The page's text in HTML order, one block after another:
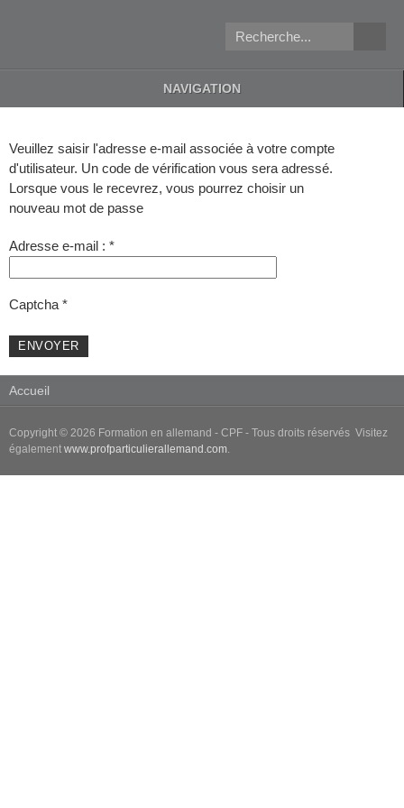
NAVIGATION
Veuillez saisir l'adresse e-mail associée à votre compte
d'utilisateur. Un code de vérification vous sera adressé.
Lorsque vous le recevrez, vous pourrez choisir un
nouveau mot de passe
Adresse e-mail : *
Captcha *
ENVOYER
Accueil
Copyright © 2026 Formation en allemand - CPF - Tous droits réservés Visitez
également www.profparticulierallemand.com